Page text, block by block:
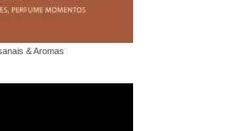
& Aromas